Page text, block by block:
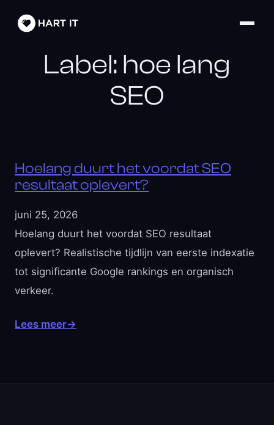
Label: hoe lang
SEO
Hoelang duurt het voordat SEO
resultaat oplevert?
juni 25, 2026
Hoelang duurt het voordat SEO resultaat
oplevert? Realistische tijdlijn van eerste indexatie
tot significante Google rankings en organisch
verkeer.
Lees meer→